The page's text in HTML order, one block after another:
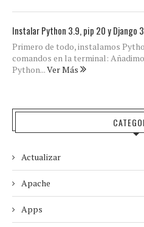
Instalar Python 3.9, pip 20 y Django
Primero de todo, instalamos
comandos en la terminal:
Python...Ver Más
Actualizar
Apache
Apps